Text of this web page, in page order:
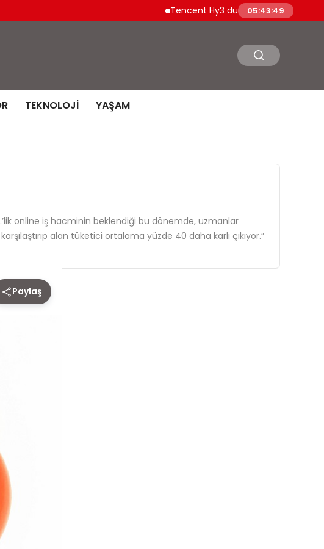
Tencent Hy3 dünya genelinde kullanıma
05:43:50
TEKNOLOJI YAŞAM
online iş hacminin beklendiği bu dönemde, uzmanlar
alan tüketici ortalama yüzde 40 daha karlı çıkıyor.”
Paylaş